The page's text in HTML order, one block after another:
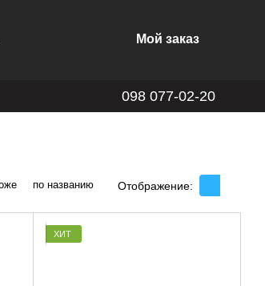
Мой заказ
098 077-02-20
по названию Отображение:
ХИТ